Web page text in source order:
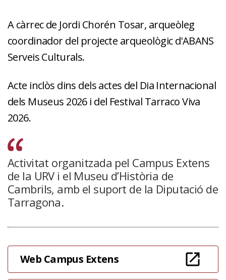
A càrrec de Jordi Chorén Tosar, arqueòleg
coordinador del projecte arqueològic d'ABANS
Serveis Culturals.
Acte inclòs dins dels actes del Dia Internacional
dels Museus 2026 i del Festival Tarraco Viva
2026.
Activitat organitzada pel Campus Extens
de la URV i el Museu d’Història de
Cambrils, amb el suport de la Diputació de
Tarragona.
Web Campus Extens